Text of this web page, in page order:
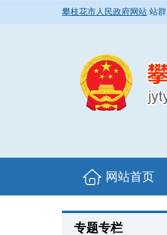
攀枝花市人民政府网站 站群
网站首页
专题专栏